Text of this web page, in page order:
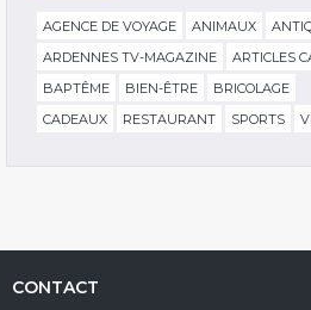
AGENCE DE VOYAGE ANIMAUX
ARDENNES TV-MAGAZINE
ARTICLES
BAPTÊME
BIEN-ÊTRE
BRICOLAGE
CADEAUX
RESTAURANT SPORTS
CONTACT